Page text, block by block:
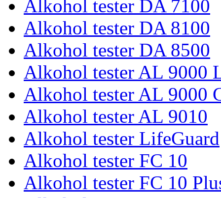
Alkohol tester DA 7100
Alkohol tester DA 8100
Alkohol tester DA 8500
Alkohol tester AL 9000
Alkohol tester AL 9000
Alkohol tester AL 9010
Alkohol tester LifeGuard
Alkohol tester FC 10
Alkohol tester FC 10